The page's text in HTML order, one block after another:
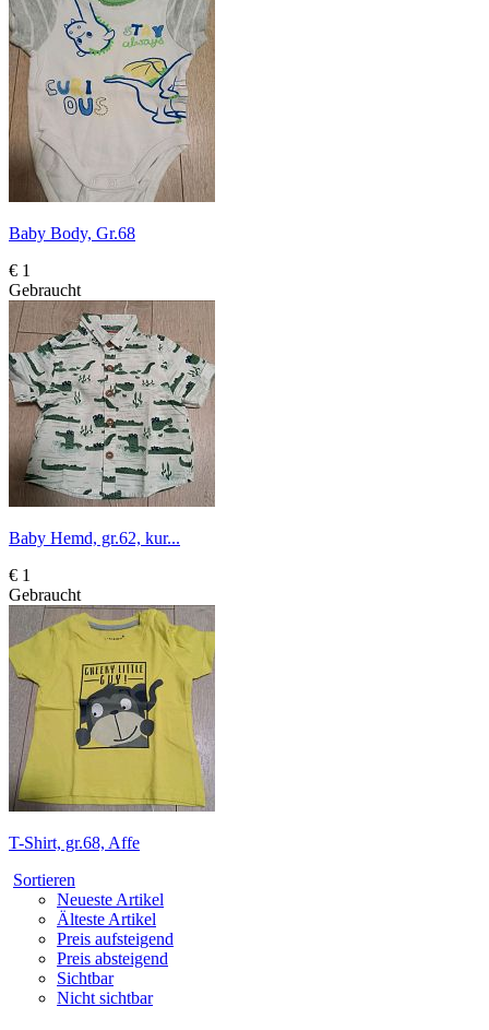
Baby Body, Gr.68
€ 1
Gebraucht
Baby Hemd, gr.62, kur...
€ 1
Gebraucht
T-Shirt, gr.68, Affe
Sortieren
Neueste Artikel
Älteste Artikel
Preis aufsteigend
Preis absteigend
Sichtbar
Nicht sichtbar